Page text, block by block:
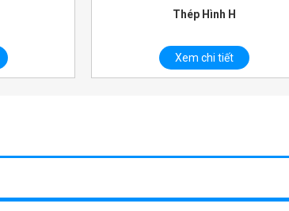
Thép U đúc
Xem chi tiết